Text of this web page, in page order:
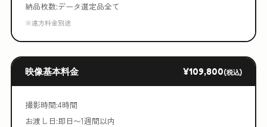
納品枚数:データ選定品全て
※遠方料金別途
映像基本料金 ¥109,800(税込)
撮影時間:4時間
お渡し日:即日〜1週間以内